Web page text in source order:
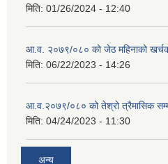
मिति: 01/26/2024 - 12:40
आ.व. २०७९/०८० को जेठ महिनाको
मिति: 06/22/2023 - 14:26
आ.व.२०७९/०८० को तेश्रो त्रैमासिक
मिति: 04/24/2023 - 11:30
अन्य